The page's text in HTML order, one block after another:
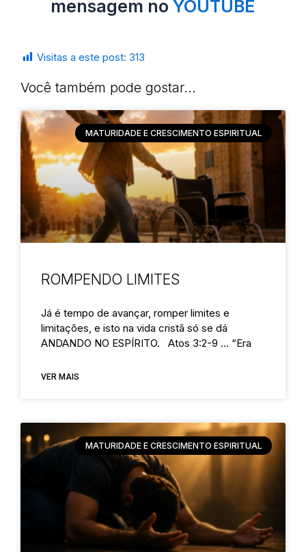
mensagem no YOUTUBE
Visitas a este post: 313
Você também pode gostar...
MATURIDADE E CRESCIMENTO ESPIRITUAL
ROMPENDO LIMITES
Já é tempo de avançar, romper limites e
limitações, e isto na vida cristã só se dá
ANDANDO NO ESPÍRITO. Atos 3:2-9 … “Era
VER MAIS
MATURIDADE E CRESCIMENTO ESPIRITUAL